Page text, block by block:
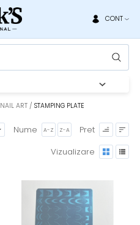
CONT
NAIL ART STAMPING PLATE
Nume A-Z Z-A
Pret
Vizualizare